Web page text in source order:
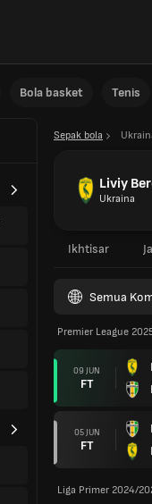
Bola basket Tenis
Sepak bola
Liviy
Ukraina
Ikhtisar
Semua
Premier League
09 JUN
FT
05 JUN
FT
Liga Primer 2024/